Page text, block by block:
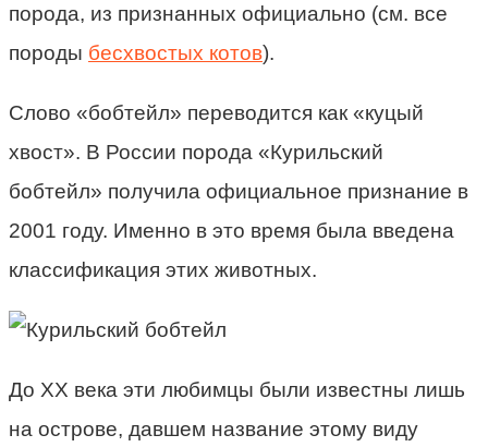
порода, из признанных официально (см. все
породы бесхвостых котов).
Слово «бобтейл» переводится как «куцый
хвост». В России порода «Курильский
бобтейл» получила официальное признание в
2001 году. Именно в это время была введена
классификация этих животных.
До ХХ века эти любимцы были известны лишь
на острове, давшем название этому виду